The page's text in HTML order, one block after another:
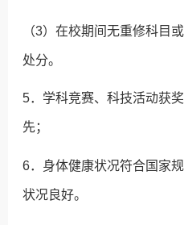
（3）在校期间无重修科目
处分。
5．学科竞赛、科技活动获
先；
6．身体健康状况符合国家
状况良好。